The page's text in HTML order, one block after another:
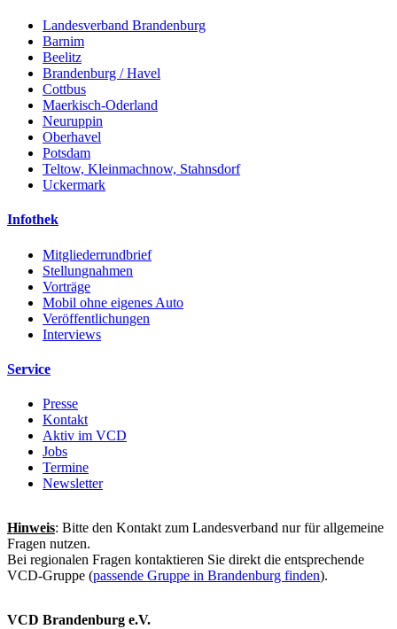
Landesverband Brandenburg
Barnim
Beelitz
Brandenburg / Havel
Cottbus
Maerkisch-Oderland
Neuruppin
Oberhavel
Potsdam
Teltow, Kleinmachnow, Stahnsdorf
Uckermark
Infothek
Mitgliederrundbrief
Stellungnahmen
Vorträge
Mobil ohne eigenes Auto
Veröffentlichungen
Interviews
Service
Presse
Kontakt
Aktiv im VCD
Jobs
Termine
Newsletter
Hinweis: Bitte den Kontakt zum Landesverband nur für allgemeine
Fragen nutzen.
Bei regionalen Fragen kontaktieren Sie direkt die entsprechende
VCD-Gruppe (passende Gruppe in Brandenburg finden).
VCD Brandenburg e.V.